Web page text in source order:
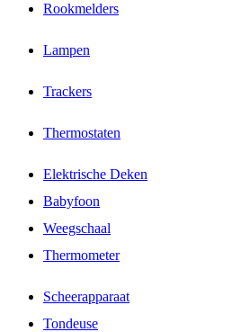
Rookmelders
Lampen
Trackers
Thermostaten
Elektrische Deken
Babyfoon
Weegschaal
Thermometer
Scheerapparaat
Tondeuse